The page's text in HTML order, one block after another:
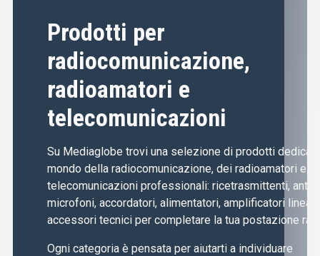
Prodotti per
radiocomunicazione,
radioamatori e
telecomunicazioni
Su Mediaglobe trovi una selezione di prodotti dedicati
mondo della radiocomunicazione, dei radioamatori e
telecomunicazioni professionali: ricetrasmittenti,
microfoni, accordatori, alimentatori, amplificatori
accessori tecnici per completare la tua postazione
Ogni categoria è pensata per aiutarti a individuare